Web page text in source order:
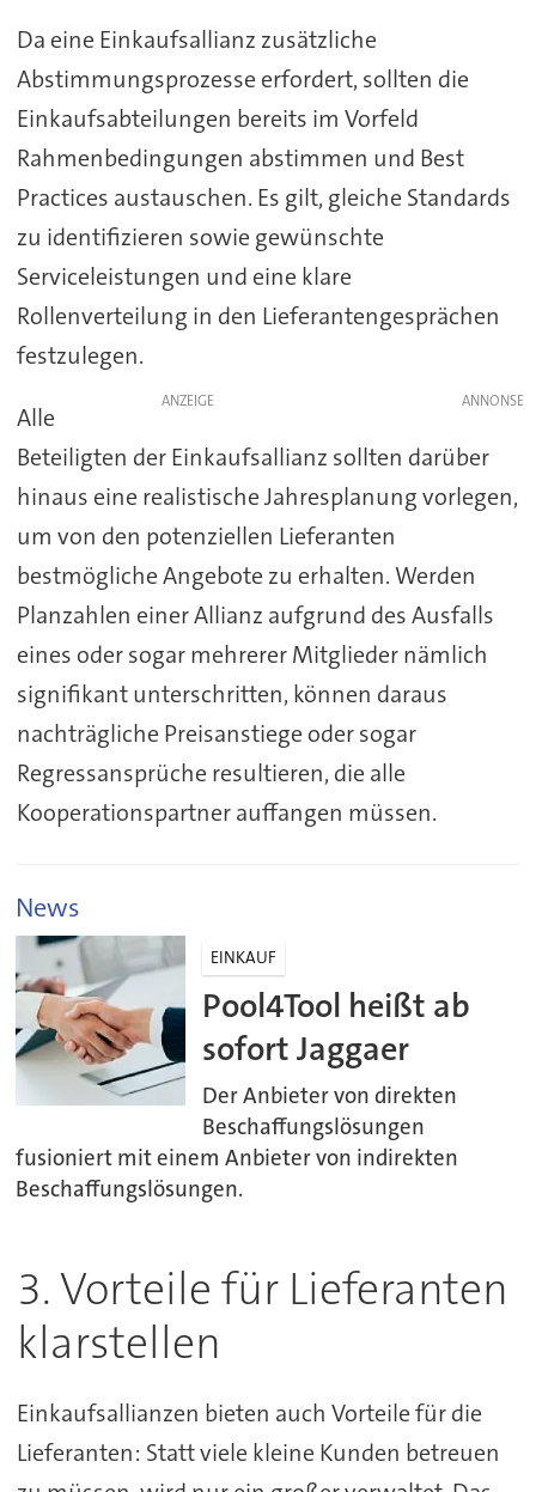
Da eine Einkaufsallianz zusätzliche
Abstimmungsprozesse erfordert, sollten die
Einkaufsabteilungen bereits im Vorfeld
Rahmenbedingungen abstimmen und Best
Practices austauschen. Es gilt, gleiche Standards
zu identifizieren sowie gewünschte
Serviceleistungen und eine klare
Rollenverteilung in den Lieferantengesprächen
festzulegen.
ANZEIGE
Alle
Beteiligten der Einkaufsallianz sollten darüber
hinaus eine realistische Jahresplanung vorlegen,
um von den potenziellen Lieferanten
bestmögliche Angebote zu erhalten. Werden
Planzahlen einer Allianz aufgrund des Ausfalls
eines oder sogar mehrerer Mitglieder nämlich
signifikant unterschritten, können daraus
nachträgliche Preisanstiege oder sogar
Regressansprüche resultieren, die alle
Kooperationspartner auffangen müssen.
News
EINKAUF
Pool4Tool heißt ab
sofort Jaggaer
Der Anbieter von direkten
Beschaffungslösungen
fusioniert mit einem Anbieter von indirekten
Beschaffungslösungen.
3. Vorteile für Lieferanten
klarstellen
Einkaufsallianzen bieten auch Vorteile für die
Lieferanten: Statt viele kleine Kunden betreuen